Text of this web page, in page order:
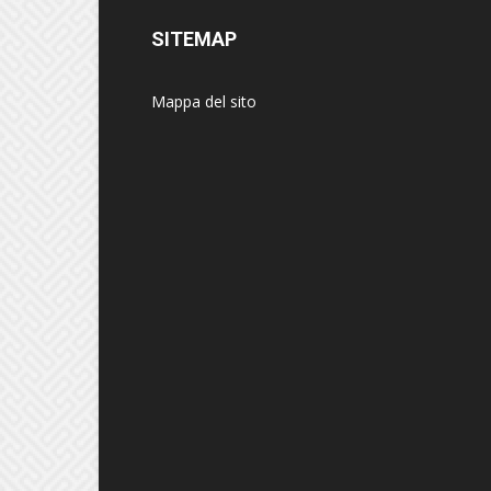
SITEMAP
Mappa del sito